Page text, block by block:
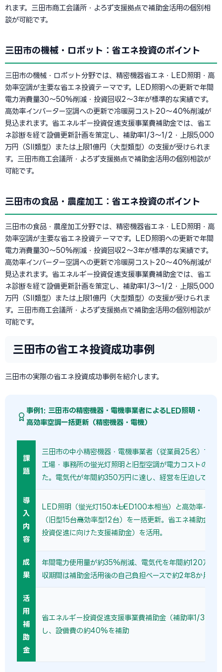
れます。三田市商工会議所・よろず支援拠点で補助金活用の個別相
談が可能です。
三田市の機械・ロボット：省エネ投資のポイント
三田市の機械・ロボット分野では、精密機器省エネ・LED照明・高
効率空調が主要な省エネ投資テーマです。LED照明への更新で年間
電力消費量30〜50%削減・投資回収2〜3年が標準的な実績です。
高効率インバーター空調への更新で冷暖房コスト20〜40%削減が
見込まれます。省エネルギー投資促進支援事業費補助金では、省エ
ネ診断を経て設備更新計画を策定し、補助率1/3〜1/2・上限5,000
万円（SII類型）または上限1億円（大型類型）の支援が受けられま
す。三田市商工会議所・よろず支援拠点で補助金活用の個別相談が
可能です。
三田市の食品・農産加工：省エネ投資のポイント
三田市の食品・農産加工分野では、精密機器省エネ・LED照明・高
効率空調が主要な省エネ投資テーマです。LED照明への更新で年間
電力消費量30〜50%削減・投資回収2〜3年が標準的な実績です。
高効率インバーター空調への更新で冷暖房コスト20〜40%削減が
見込まれます。省エネルギー投資促進支援事業費補助金では、省エ
ネ診断を経て設備更新計画を策定し、補助率1/3〜1/2・上限5,000
万円（SII類型）または上限1億円（大型類型）の支援が受けられま
す。三田市商工会議所・よろず支援拠点で補助金活用の個別相談が
可能です。
三田市の省エネ投資成功事例
三田市の実際の省エネ投資成功事例を紹介します。
事例1: 三田市の精密機器・電機事業者によるLED照明・
高効率空調一括更新（精密機器・電機）
課
題
三田市の中小精密機器・電機事業者（従業員25名）では
工場・事務所の蛍光灯照明と旧型空調が電力コストの主
た。電気代が年間約350万円に達し、経営を圧迫してい
導
入
内
容
LED照明（蛍光灯150本→LED100本相当）と高効率イン
（旧型15台→高効率型12台）を一括更新。省エネ補助金（
投資促進に向けた支援補助金）を活用。
成
果
年間電力使用量が約35%削減、電気代を年間約120万円
収期間は補助金活用後の自己負担ベースで約2年8か月。
活
用
補
助
金
省エネルギー投資促進支援事業費補助金（補助率1/3〜1/
し、設備費の約40%を補助